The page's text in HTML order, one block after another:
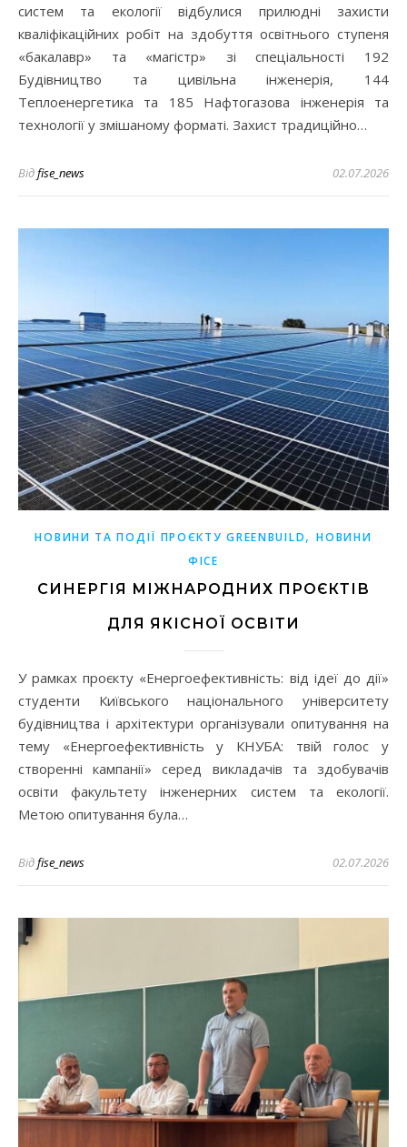
систем та екології відбулися прилюдні захисти
кваліфікаційних робіт на здобуття освітнього ступеня
«бакалавр» та «магістр» зі спеціальності 192
Будівництво та цивільна інженерія, 144
Теплоенергетика та 185 Нафтогазова інженерія та
технології у змішаному форматі. Захист традиційно…
Відfise_news 02.07.2026
НОВИНИ ТА ПОДІЇ ПРОЄКТУ GREENBUILD,НОВИНИ
ФІСЕ
СИНЕРГІЯ МІЖНАРОДНИХ ПРОЄКТІВ
ДЛЯ ЯКІСНОЇ ОСВІТИ
У рамках проєкту «Енергоефективність: від ідеї до дії»
студенти Київського національного університету
будівництва і архітектури організували опитування на
тему «Енергоефективність у КНУБА: твій голос у
створенні кампанії» серед викладачів та здобувачів
освіти факультету інженерних систем та екології.
Метою опитування була…
Відfise_news 02.07.2026